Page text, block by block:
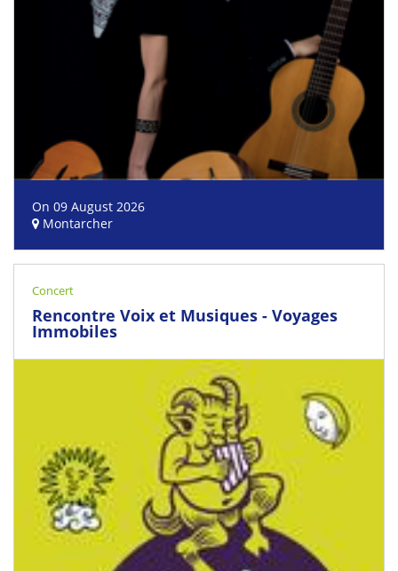
On 09 August 2026
Montarcher
Concert
Rencontre Voix et Musiques - Voyages
Immobiles